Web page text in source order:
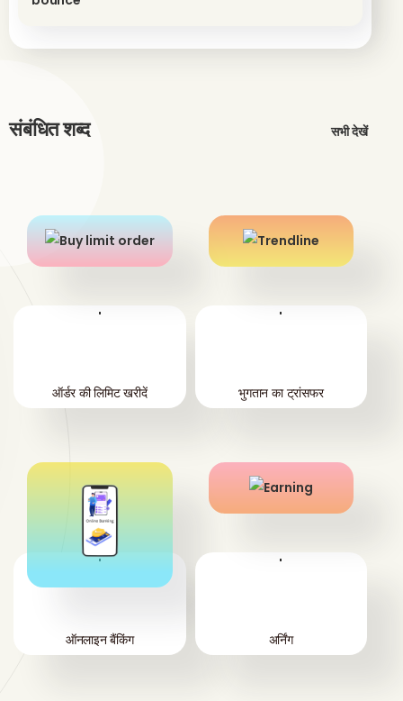
संबंधित शब्द सभी देखें
'
ऑर्डर की लिमिट खरीदें
'
भुगतान का ट्रांसफर
'
ऑनलाइन बैंकिंग
'
अर्निंग